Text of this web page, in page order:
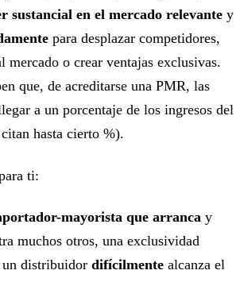
sustancial en el mercado relevante y
para desplazar competidores,
mercado o crear ventajas exclusivas.
que, de acreditarse una PMR, las
a un porcentaje de los ingresos del
hasta cierto %).
ti:
mayorista que arranca y
muchos otros, una exclusividad
distribuidor difícilmente alcanza el